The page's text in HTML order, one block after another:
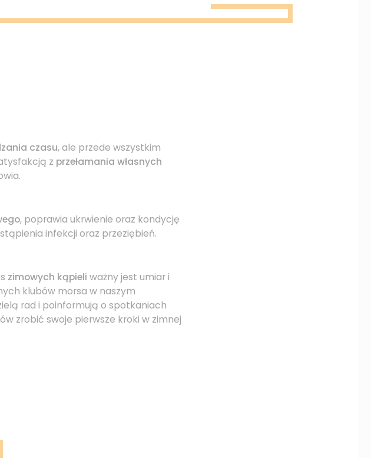
czasu, ale przede wszystkim
z przełamania własnych
, poprawia ukrwienie oraz kondycję
infekcji oraz przeziębień.
zimowych kąpieli ważny jest umiar i
klubów morsa w naszym
rad i poinformują o spotkaniach
zrobić swoje pierwsze kroki w zimnej